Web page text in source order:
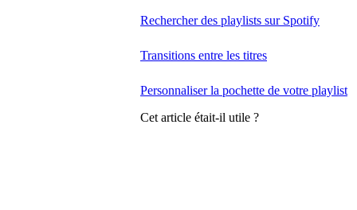
Rechercher des playlists sur Spotify
Transitions entre les titres
Personnaliser la pochette de votre playlist
Cet article était-il utile ?